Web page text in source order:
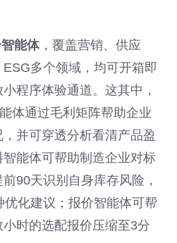
能体，覆盖营销、供应
多个领域，均可开箱即
程序体验通道。这其中，
体通过毛利矩阵帮助企业
并可穿透分析看清产品盈
能体可帮助制造企业对标
90天识别自身库存风险，
化建议；报价智能体可帮
时的选配报价压缩至3分